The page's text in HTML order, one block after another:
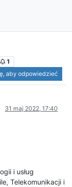
1
aby odpowiedzieć
31 maj 2022, 17:40
i usług
Telekomunikacji i